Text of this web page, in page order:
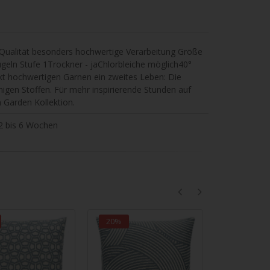
besonders hochwertige Verarbeitung Größe
Stufe 1Trockner - jaChlorbleiche möglich40°
hochwertigen Garnen ein zweites Leben: Die
Stoffen. Für mehr inspirierende Stunden auf
Kollektion.
bis 6 Wochen
20%